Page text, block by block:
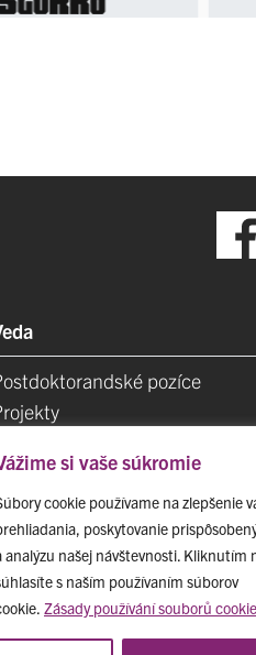
si vaše súkromie
cookie používame na zlepšenie
poskytovanie
analýzu našej návštevnosti. Kliknutím
s naším používaním súborov
Zásady používání souborů cookie
pozíce
UPJŠ
parky
publikačnej činnosti
a vymenúvacie